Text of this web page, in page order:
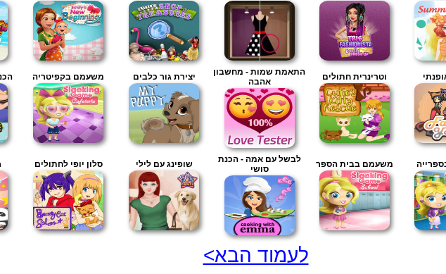
וטרינרית חתולים
התאמת שמות - מחשבון
אהבה
יצירת גור כלבים משעמם בקפיטריה
משעמם בבית הספר
לבשל עם אמה - הכנת
סושי
שופינג עם לילי סלון יופי לחתולים
לעמוד הבא>